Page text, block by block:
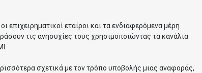
επιχειρηματικοί εταίροι και τα ενδιαφερόμενα μέρη
τις ανησυχίες τους χρησιμοποιώντας τα κανάλια
σχετικά με τον τρόπο υποβολής μιας αναφοράς,